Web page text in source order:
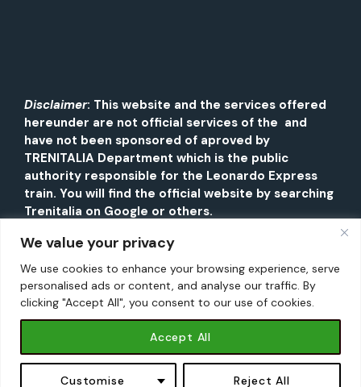
We value your privacy
We use cookies to enhance your browsing experience, serve
personalised ads or content, and analyse our traffic. By
clicking "Accept All", you consent to our use of cookies.
Customise Reject All
Accept All
Book Now - from €17,90 →
Book Now - from €17,90 →
Disclaimer: This website and the services offered
hereunder are not official services of the and
have not been sponsored of aproved by
TRENITALIA Department which is the public
authority responsible for the Leonardo Express
train. You will find the official website by searching
Trenitalia on Google or others.
INFORMATION PAGE ABOUT ROME. ©2026 LEONARDO
EXPRESS. All Rights Reserved | NOT CONNECTED TO THE
OFFICIAL TRAIN COMPANY.
Privacy Policy|Terms and